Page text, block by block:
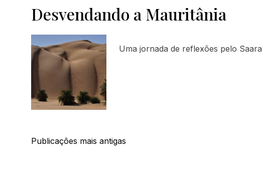
Desvendando a Mauritânia
Uma jornada de reflexões pelo Saara
Navegação
Publicações mais antigas